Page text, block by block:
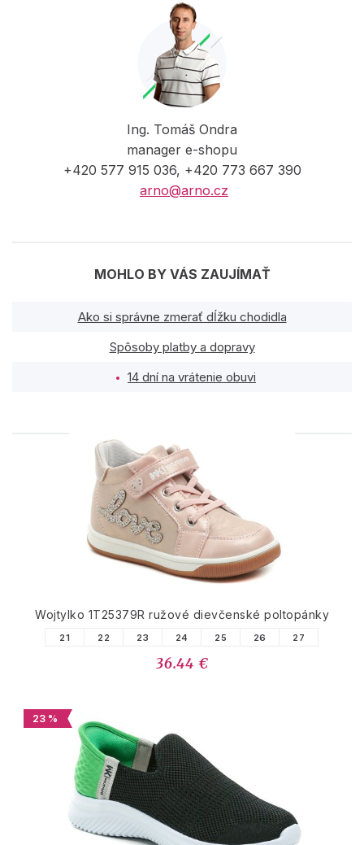
Ing. Tomáš Ondra
manager e-shopu
+420 577 915 036, +420 773 667 390
arno@arno.cz
MOHLO BY VÁS ZAUJÍMAŤ
Ako si správne zmerať dĺžku chodidla
Spôsoby platby a dopravy
14 dní na vrátenie obuvi
PODOBNÉ PRODUKTY
Wojtylko 1T25379R ružové dievčenské poltopánky
21 22 23 24 25 26 27
36.44 €
23 %